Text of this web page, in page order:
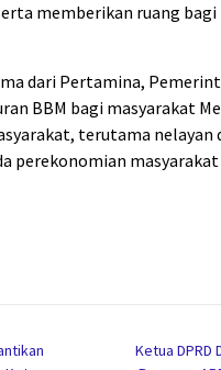
memberikan ruang
dari Pertamina,
BBM bagi masyarakat
terutama nelayan
perekonomian
Ketua DPRD